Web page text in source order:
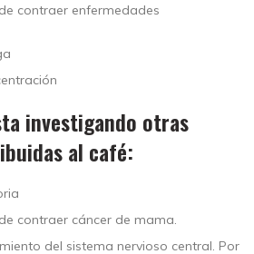
contraer enfermedades
investigando otras
al café:
contraer cáncer de mama.
del sistema nervioso central. Por